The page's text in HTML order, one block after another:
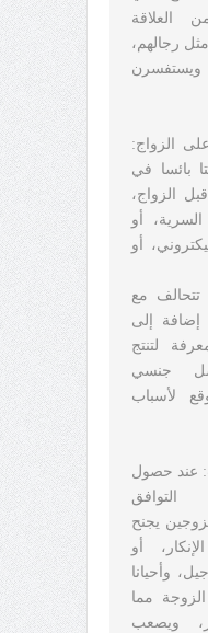
العلاقة
رجالهم،
ويستفسرن
الزواج:
بائسا في
الزواج،
أو
أو
تتحالف مع
إضافة إلى
لتنتج
جنسي
لأسباب
عند حصول
يجنح
أو
وأحيانا
الزوجة مما
ويصعب